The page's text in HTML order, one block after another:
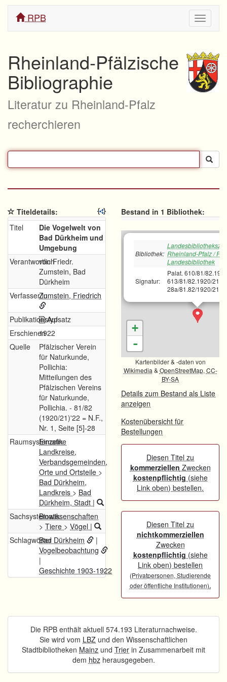
ein/
RPB
Rheinland-Pfälzische
Bibliographie
Literatur zu Rheinland-Pfalz
recherchieren
Titeldetails:
Titel
Die Vogelwelt von
Bad Dürkheim und
Umgebung
Verantwortlichvon Friedr.
Zumstein, Bad
Dürkheim
Verfasser/inZumstein, Friedrich
PublikationstypAufsatz
Erschienen1922
Quelle
Pfälzischer Verein
für Naturkunde,
Pollichia:
Mitteilungen des
Pfälzischen Vereins
für Naturkunde,
Pollichia. - 81/82
(1920/21)'22 = N.F.,
Nr. 1, Seite [5]-28
Raumsystematik
Einzelne
Landkreise,
Verbandsgemeinden,
Orte und Ortsteile >
Bad Dürkheim,
Landkreis > Bad
Dürkheim, Stadt |
SachsystematikBiowissenschaften
> Tiere > Vögel |
SchlagwörterBad Dürkheim
|
Vogelbeobachtung
|
Geschichte 1903-1922
Bestand in 1 Bibliothek:
Bibliothek: Rheinland-Pfalz /
Landesbibliothek
Signatur:
Palat. 610/81/
613/81/82.1920/
28a/81.82/1920/21
+
-
Kartenbilder & -daten von
Wikimedia & OpenStreetMap, CC-
BY-SA
Details zum Bestand als Liste
anzeigen
Kostenübersicht für
Bestellungen
Diesen Titel zu
kommerziellen Zwecken
kostenpflichtig (siehe
Link oben) bestellen.
Diesen Titel zu
nichtkommerziellen
Zwecken
kostenpflichtig (siehe
Link oben) bestellen
(Privatpersonen, Studierende
oder öffentliche Institutionen).
Die RPB enthält aktuell 574.193 Literaturnachweise.
Sie wird vom LBZ und den Wissenschaftlichen
Stadtbibliotheken Mainz und Trier in Zusammenarbeit mit
dem hbzherausgegeben.